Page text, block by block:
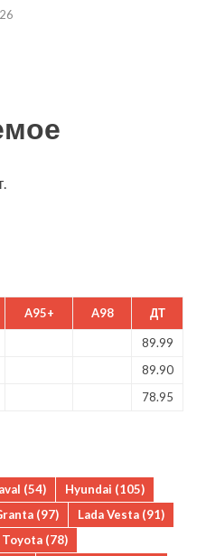
A95+ A98 ДТ
89.99
89.90
78.95
(54) Hyundai (105)
(97) Lada Vesta (91)
Toyota (78)